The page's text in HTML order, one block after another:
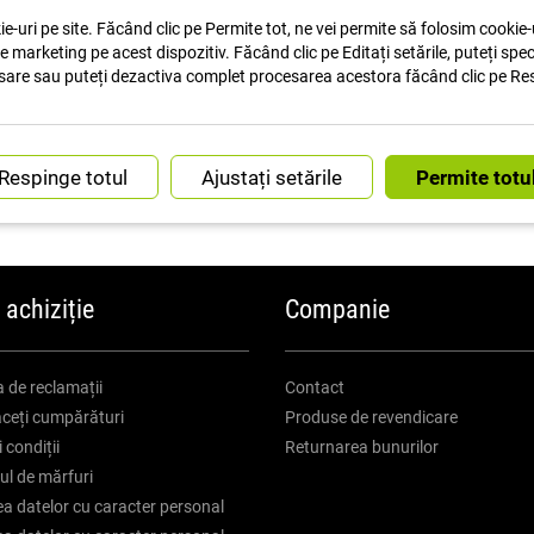
uri pe site. Făcând clic pe Permite tot, ne vei permite să folosim
marketing pe acest dispozitiv. Făcând clic pe Editați setările, puteți
sau puteți dezactiva complet procesarea acestora făcând clic pe
Ajustați setările
RAPID ASISTENȚĂ
achiziție
de reclamații
cumpărături
condiții
de mărfuri
datelor cu caracter personal
Companie
Contact
Produse de revendicare
Returnarea bunurilor